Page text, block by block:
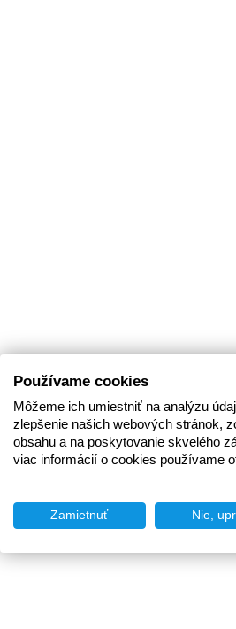
Používame cookies
Môžeme ich umiestniť na analýzu
zlepšenie našich webových stránok,
obsahu a na poskytovanie skvelého
viac informácií o cookies používame
Zamietnuť Nie,